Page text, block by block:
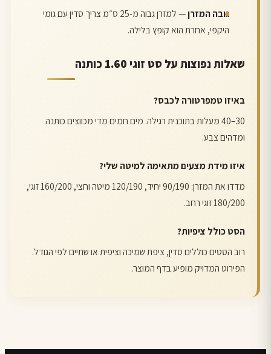
גובה המזרן
— למזרן גבוה מ-25 ס״מ צריך סדין עם גומי
היקפי, אחרת הוא קופץ בלילה.
שאלות נפוצות על סט זוגי 1.60 כותנה
באיזו טמפרטורה לכבס?
30–40 מעלות בתוכנית רגילה. מים חמים מדי מכווצים כותנה
ומדהים צבע.
איזו מידת מצעים מתאימה למיטה שלי?
מדדו את המזרן: 90/190 יחיד, 120/190 מיטה וחצי, 160/200 זוגי,
180/200 זוגי רחב.
הסט כולל ציפיות?
רוב הסטים כוללים סדין, ציפת שמיכה וציפית או שתיים לפי הגודל.
הפירוט המדויק מופיע בדף המוצר.